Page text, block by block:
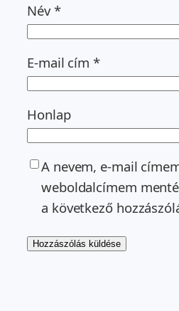
Név*
E-mail cím *
Honlap
A nevem, e-mail
weboldalcímem
a következő